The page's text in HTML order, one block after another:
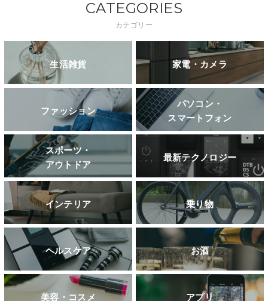
CATEGORIES
カテゴリー
生活雑貨 家電・カメラ
ファッション
パソコン・
スマートフォン
スポーツ・
アウトドア
最新テクノロジー
インテリア 乗り物
ヘルスケア お酒
美容・コスメ アプリ